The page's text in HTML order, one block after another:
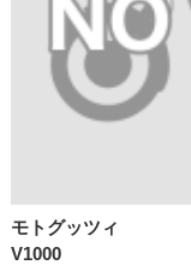
モトグッツィ
V1000